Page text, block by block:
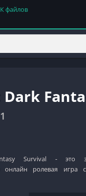
Survival - это
онлайн ролевая игра